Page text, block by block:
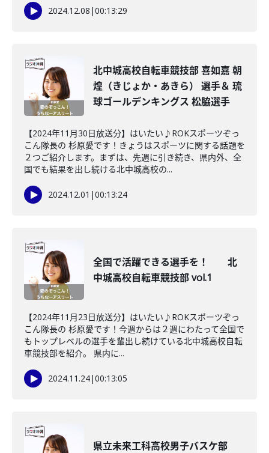
2024.12.08 |00:13:29
北中城高校自転車競技部 喜如嘉 朝
煌（きじょか・あきら） 選手＆ 琉
球ゴールデンキングス 松脇選手
【2024年11月30日放送分】はいたい♪ROKスポーツぞっ
こん隊長の 杉原愛です！きょうはスポーツに関する話題を
２つご紹介します。まずは、先週に引き続き、県内外、全
国でも結果を出し続ける北中城高校の...
2024.12.01 |00:13:24
全国で活躍できる選手を！ 北
中城高校自転車競技部 vol.1
【2024年11月23日放送分】はいたい♪ROKスポーツぞっ
こん隊長の 杉原愛です！今週からは２週にわたって全国で
もトップレベルの選手を輩出し続けている北中城高校自転
車競技部を紹介。 県内に...
2024.11.24|00:13:05
県立未来工科高校男子バスケ部